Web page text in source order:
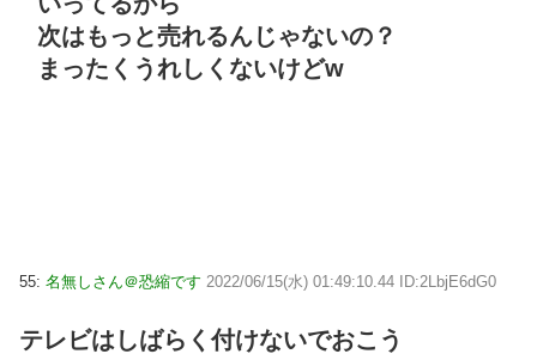
次はもっと売れるんじゃないの？
まったくうれしくないけどw
55: 名無しさん＠恐縮です 2022/06/15(水) 01:49:10.44 ID:2LbjE6dG0
テレビはしばらく付けないでおこう